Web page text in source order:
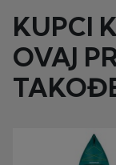
KUPCI
OVAJ